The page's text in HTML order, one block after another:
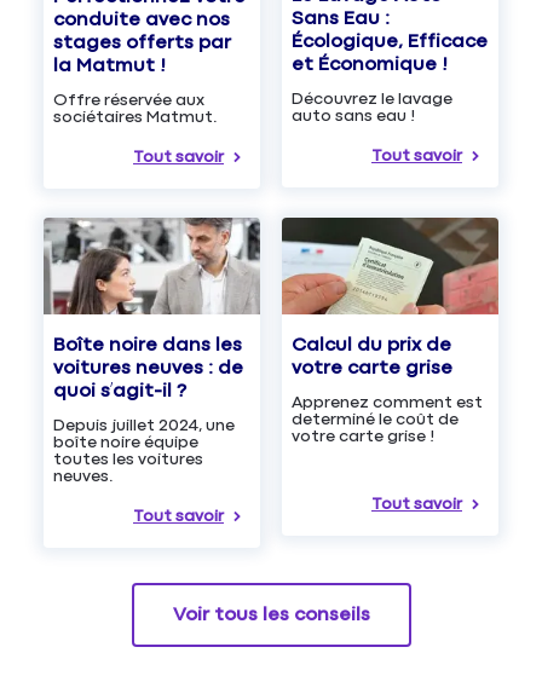
conduite avec nos
stages offerts par
la Matmut !
Offre réservée aux
sociétaires Matmut.
Tout savoir
Sans Eau :
Écologique, Efficace
et Économique !
Découvrez le lavage
auto sans eau !
Tout savoir
Boîte noire dans les
voitures neuves : de
quoi s’agit-il ?
Depuis juillet 2024, une
boîte noire équipe
toutes les voitures
neuves.
Tout savoir
Calcul du prix de
votre carte grise
Apprenez comment est
determiné le coût de
votre carte grise !
Tout savoir
Voir tous les conseils